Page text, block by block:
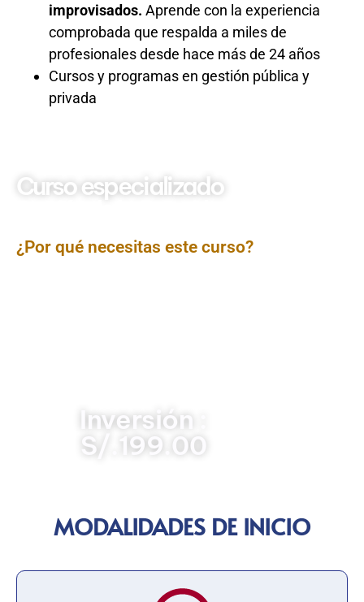
improvisados. Aprende con la experiencia
comprobada que respalda a miles de
profesionales desde hace más de 24 años
Cursos y programas en gestión pública y
privada
Curso especializado
¿Por qué necesitas este curso?
Inversión :
S/.199.00
MODALIDADES DE INICIO